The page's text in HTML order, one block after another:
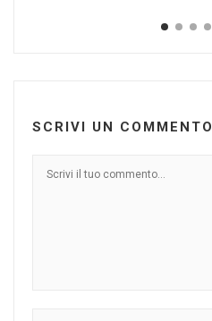
SCRIVI UN COMMENTO